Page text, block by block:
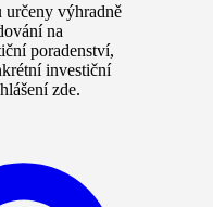
určeny výhradně
na
poradenství,
investiční
zde.